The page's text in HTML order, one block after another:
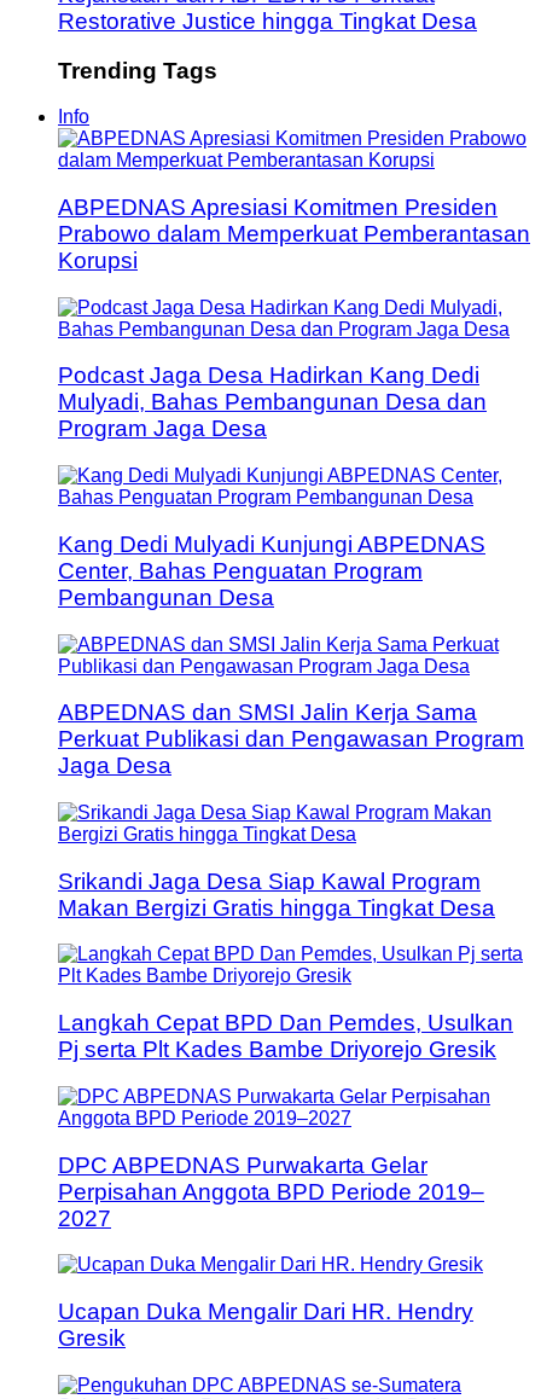
Restorative Justice hingga Tingkat Desa
Trending Tags
Info
ABPEDNAS Apresiasi Komitmen Presiden
Prabowo dalam Memperkuat Pemberantasan
Korupsi
Podcast Jaga Desa Hadirkan Kang Dedi
Mulyadi, Bahas Pembangunan Desa dan
Program Jaga Desa
Kang Dedi Mulyadi Kunjungi ABPEDNAS
Center, Bahas Penguatan Program
Pembangunan Desa
ABPEDNAS dan SMSI Jalin Kerja Sama
Perkuat Publikasi dan Pengawasan Program
Jaga Desa
Srikandi Jaga Desa Siap Kawal Program
Makan Bergizi Gratis hingga Tingkat Desa
Langkah Cepat BPD Dan Pemdes, Usulkan
Pj serta Plt Kades Bambe Driyorejo Gresik
DPC ABPEDNAS Purwakarta Gelar
Perpisahan Anggota BPD Periode 2019–
2027
Ucapan Duka Mengalir Dari HR. Hendry
Gresik